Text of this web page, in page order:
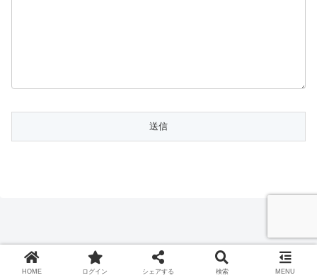
HOME ログイン シェアする 検索 MENU